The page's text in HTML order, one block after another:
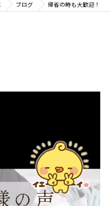
ブログ 帰省の時も大歓迎！